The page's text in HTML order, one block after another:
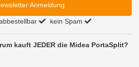
Anmeldung
kein Spam
kauft JEDER die Midea PortaSplit?